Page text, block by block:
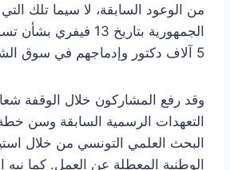
من الوعود السابقة، لا سيما تلك
الجمهورية بتاريخ 13
5 آلاف دكتور وإدماجهم في سوق الشغل.
وقد رفع المشاركون خلال الوقفة
التعهدات الرسمية السابقة وسن
البحث العلمي التونسي من خلال
الوطنية المعطلة عن العمل. كما نبه